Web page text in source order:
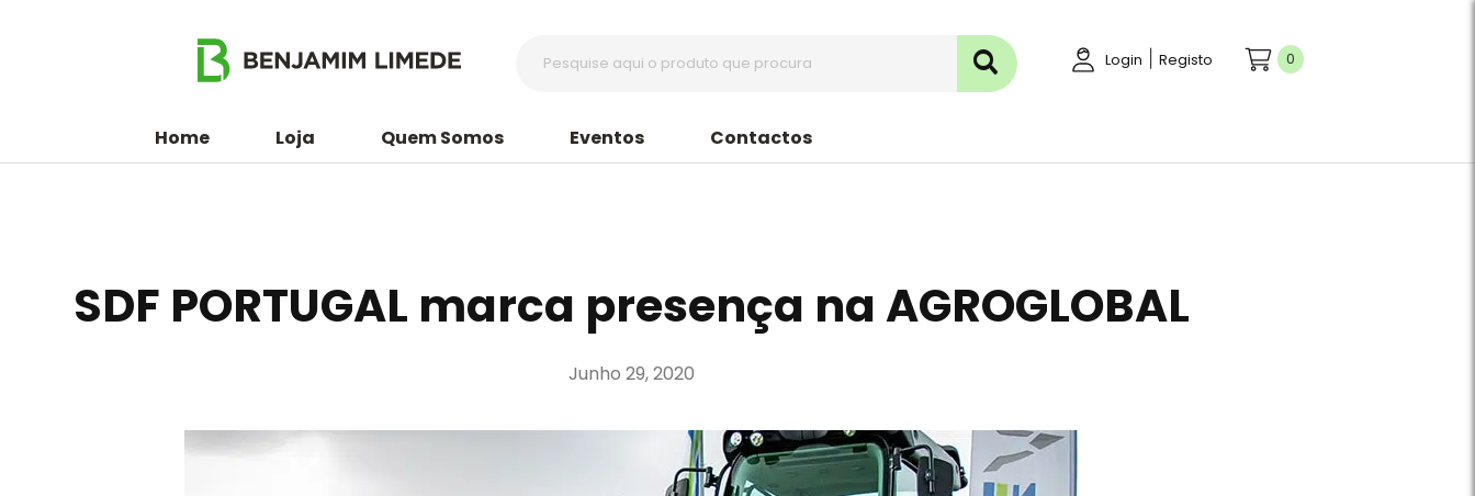
Login Registo 0
Home Loja Quem Somos Eventos Contactos
SDF PORTUGAL marca presença na AGROGLOBAL
Junho 29, 2020